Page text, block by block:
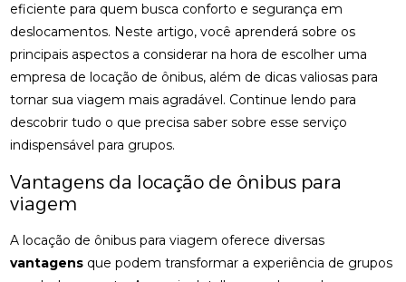
eficiente para quem busca conforto e segurança em
deslocamentos. Neste artigo, você aprenderá sobre os
principais aspectos a considerar na hora de escolher uma
empresa de locação de ônibus, além de dicas valiosas para
tornar sua viagem mais agradável. Continue lendo para
descobrir tudo o que precisa saber sobre esse serviço
indispensável para grupos.
Vantagens da locação de ônibus para
viagem
A locação de ônibus para viagem oferece diversas
vantagens que podem transformar a experiência de grupos